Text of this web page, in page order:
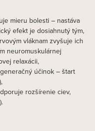
mieru bolesti – nastáva
efekt je dosiahnutý tým,
vláknam zvyšuje ich
neuromuskulárnej
relaxácii,
účinok – štart
rozšírenie ciev,